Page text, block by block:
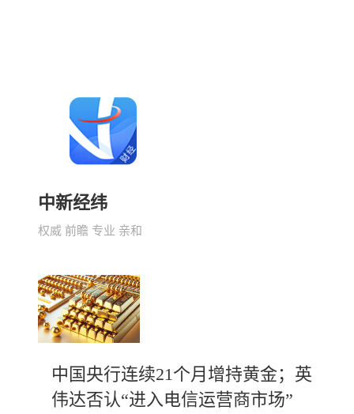
中新经纬
权威 前瞻 专业 亲和
中国央行连续21个月增持黄金；英
伟达否认“进入电信运营商市场”